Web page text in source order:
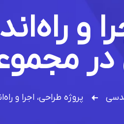
و
در
پروژه طراحی، اجرا و